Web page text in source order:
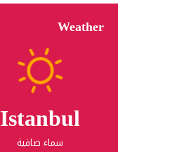
Weather
Istanbul
سماء صافية